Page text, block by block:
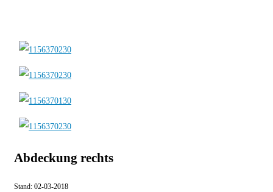
Abdeckung rechts
Stand: 02-03-2018